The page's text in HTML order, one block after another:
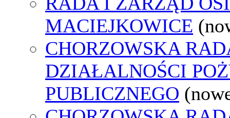
MACIEJKOWICE
CHORZOWSKA
DZIAŁALNOŚCI
PUBLICZNEGO